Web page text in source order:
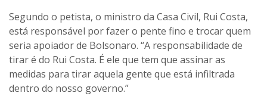
Segundo o petista, o ministro da Casa Civil, Rui Costa,
está responsável por fazer o pente fino e trocar quem
seria apoiador de Bolsonaro. “A responsabilidade de
tirar é do Rui Costa. É ele que tem que assinar as
medidas para tirar aquela gente que está infiltrada
dentro do nosso governo.”